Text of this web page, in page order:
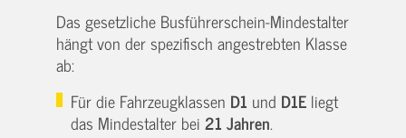
Das gesetzliche Busführerschein-Mindestalter
hängt von der spezifisch angestrebten Klasse
ab:
Für die Fahrzeugklassen D1 und D1E liegt
das Mindestalter bei 21 Jahren.